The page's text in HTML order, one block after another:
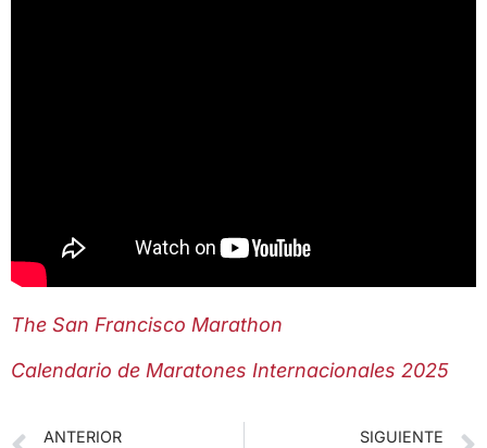
The San Francisco Marathon
Calendario de Maratones Internacionales 2025
ANTERIOR SIGUIENTE